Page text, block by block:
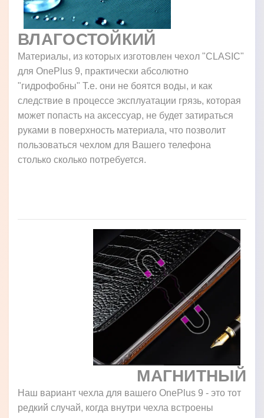
ВЛАГОСТОЙКИЙ
Материалы, из которых изготовлен чехол "CLASIC"
для OnePlus 9, практически абсолютно
"гидрофобны" Т.е. они не боятся воды, и как
следствие в процессе эксплуатации грязь, которая
может попасть на аксессуар, не будет затираться
руками в поверхность материала, что позволит
пользоваться чехлом для Вашего телефона
столько сколько потребуется.
МАГНИТНЫЙ
Наш вариант чехла для вашего OnePlus 9 - это тот
редкий случай, когда внутри чехла встроены